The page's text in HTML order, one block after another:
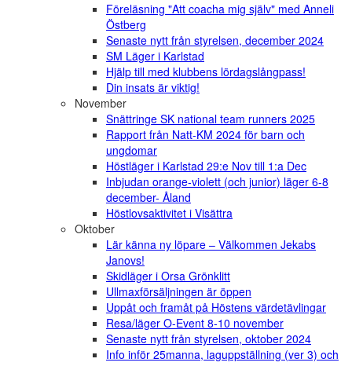
Föreläsning "Att coacha mig själv" med Anneli
Östberg
Senaste nytt från styrelsen, december 2024
SM Läger i Karlstad
Hjälp till med klubbens lördagslångpass!
Din insats är viktig!
November
Snättringe SK national team runners 2025
Rapport från Natt-KM 2024 för barn och
ungdomar
Höstläger i Karlstad 29:e Nov till 1:a Dec
Inbjudan orange-violett (och junior) läger 6-8
december- Åland
Höstlovsaktivitet i Visättra
Oktober
Lär känna ny löpare – Välkommen Jekabs
Janovs!
Skidläger i Orsa Grönklitt
Ullmaxförsäljningen är öppen
Uppåt och framåt på Höstens värdetävlingar
Resa/läger O-Event 8-10 november
Senaste nytt från styrelsen, oktober 2024
Info inför 25manna, laguppställning (ver 3) och